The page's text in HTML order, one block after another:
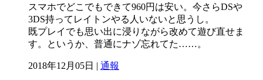
スマホでどこでもできて960円は安い。今さらDSや
3DS持ってレイトンやる人いないと思うし。
既プレイでも思い出に浸りながら改めて遊び直せま
す。というか、普通にナゾ忘れてた……。
2018年12月05日 | 通報